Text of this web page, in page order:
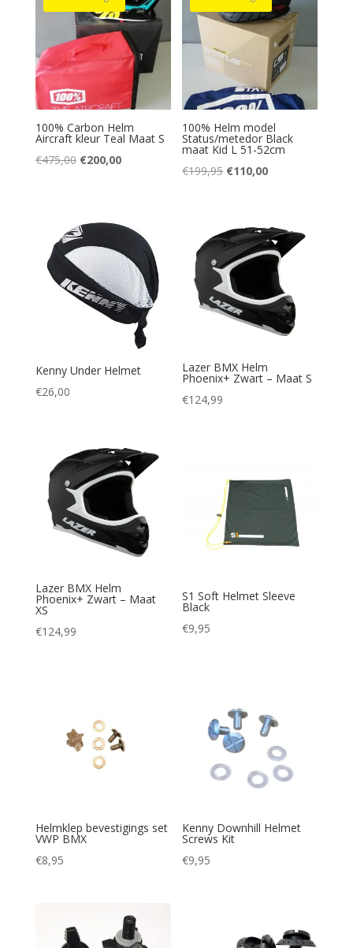
100% Carbon Helm
Aircraft kleur Teal Maat S
€475,00 Oorspronkelijke
€475,00.
€200,00Huidige
100% Helm model
Status/metedor Black
maat Kid L 51-52cm
€199,95 Oorspronkelijke
€199,95.
€110,00Huidige
€110,00.
Kenny Under Helmet
€26,00
Lazer BMX Helm
Phoenix+ Zwart – Maat S
€124,99
Lazer BMX Helm
Phoenix+ Zwart – Maat
XS
€124,99
S1 Soft Helmet Sleeve
Black
€9,95
Helmklep bevestigings set
VWP BMX
€8,95
Kenny Downhill Helmet
Screws Kit
€9,95